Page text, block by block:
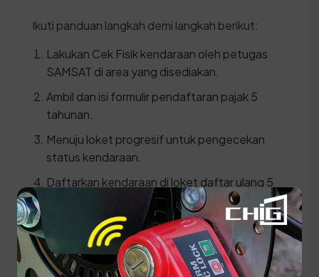
Ikuti panduan langkah demi langkah berikut:
Lakukan Cek Fisik kendaraan oleh petugas
SAMSAT di area yang disediakan.
Ambil dan isi formulir pendaftaran pajak 5
tahunan.
Menuju loket progresif untuk pengecekan
status kendaraan.
Daftarkan kendaraan di loket daftar ulang 5
tahun dengan menyerahkan berkas dan hasil
Lakukan pembayaran pajak dan biaya PNBP
pelat nomor di kasir.